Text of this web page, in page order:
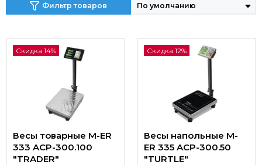
Фильтр товаров
Скидка 14%
Весы товарные M-ER
333 ACP-300.100
"TRADER"
Скидка 12%
Весы напольные M-
ER 335 ACP-300.50
"TURTLE"